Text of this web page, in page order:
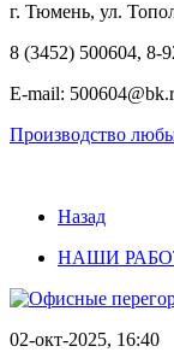
г. Тюмень, ул.
8 (3452) 500604, 8-
E-mail:
Производство
Назад
НАШИ
02-окт-2025, 16:40